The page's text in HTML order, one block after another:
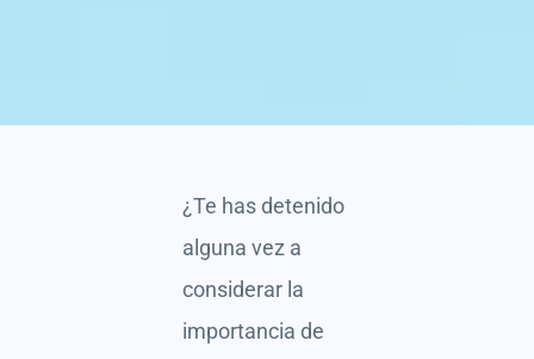
¿Te has detenido
alguna vez a
considerar la
importancia de